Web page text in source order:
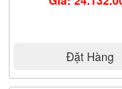
Đặt Hàng